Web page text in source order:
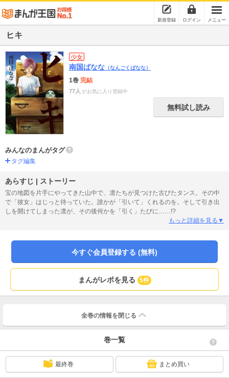
新規登録 ログイン メニュー
ヒキ
少女
南国ばなな （なんごくばなな）
1巻 完結
77人 がお気に入り登録中
無料試し読み
みんなのまんがタグ
タグ編集
あらすじ | ストーリー
宝の地図を片手にやってきた山中で、凛たちが見つけた古びたタンス。その中
で「彼女」はじっと待っていた。誰かが「引いて」くれるのを。そして引き出
しを開けてしまった凛が、その後何かを「引く」たびに……!?
もっと詳細を見る▼
今すぐ会員登録する (無料)
まんがレポを見る 5件
全巻の情報を 閉じる
巻一覧
最終巻 まとめ買い